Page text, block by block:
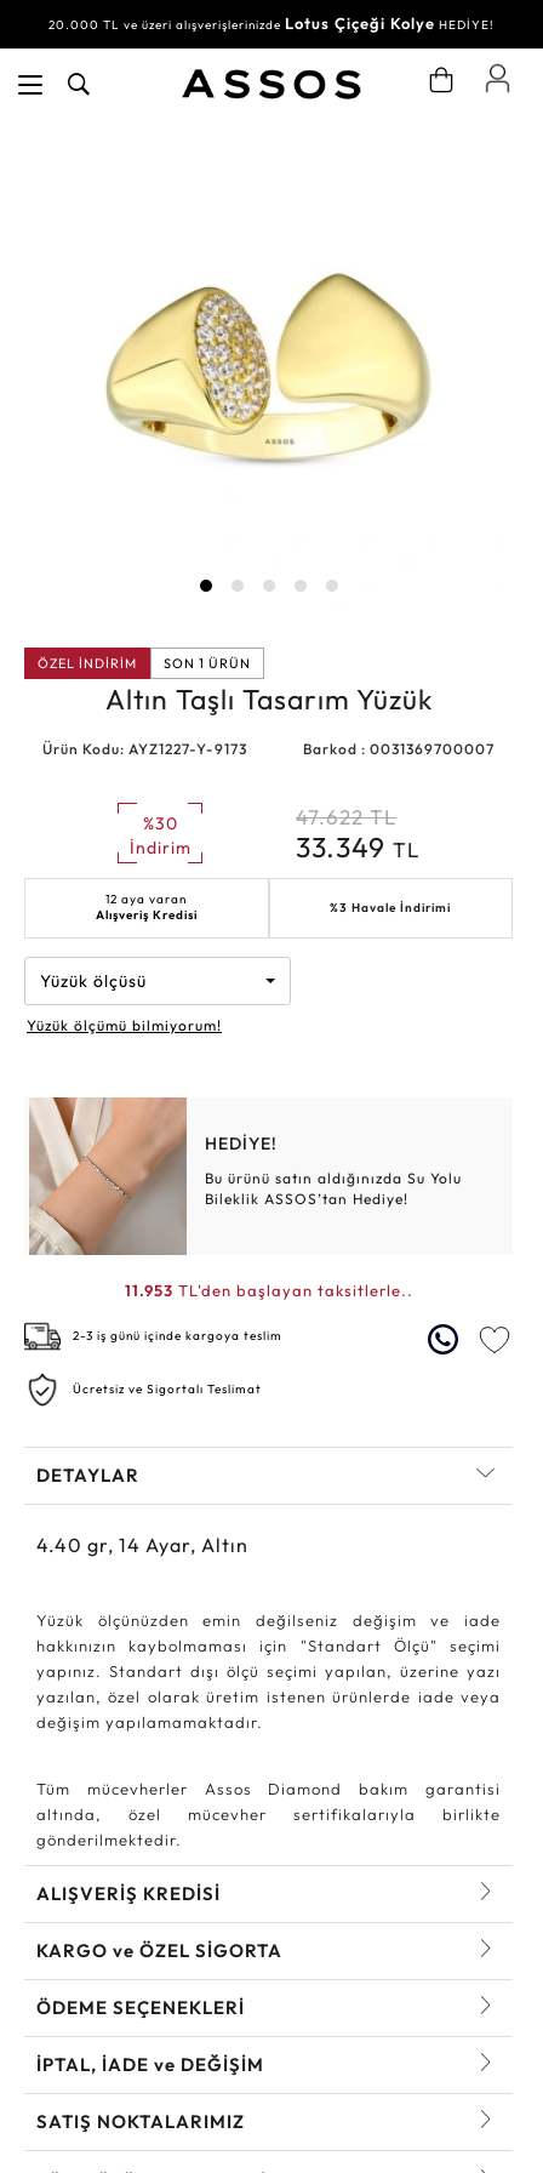
20.000 TL ve üzeri alışverişlerinizde Lotus Çiçeği Kolye HEDİYE!
ÖZEL İNDİRİM SON 1 ÜRÜN
Altın Taşlı Tasarım Yüzük
Ürün Kodu: AYZ1227-Y-9173 Barkod : 0031369700007
%30
İndirim
47.622 TL
33.349 TL
12 aya varan
Alışveriş Kredisi
%3 Havale İndirimi
Yüzük ölçüsü
Yüzük ölçümü bilmiyorum!
HEDİYE!
Bu ürünü satın aldığınızda Su Yolu
Bileklik ASSOS’tan Hediye!
11.953 TL'den başlayan taksitlerle..
2-3 iş günü içinde kargoya teslim
Ücretsiz ve Sigortalı Teslimat
DETAYLAR
4.40 gr, 14 Ayar, Altın
Yüzük ölçünüzden emin değilseniz değişim ve iade
hakkınızın kaybolmaması için "Standart Ölçü" seçimi
yapınız. Standart dışı ölçü seçimi yapılan, üzerine yazı
yazılan, özel olarak üretim istenen ürünlerde iade veya
değişim yapılamamaktadır.
Tüm mücevherler Assos Diamond bakım garantisi
altında, özel mücevher sertifikalarıyla birlikte
gönderilmektedir.
ALIŞVERİŞ KREDİSİ
KARGO ve ÖZEL SİGORTA
ÖDEME SEÇENEKLERİ
İPTAL, İADE ve DEĞİŞİM
SATIŞ NOKTALARIMIZ